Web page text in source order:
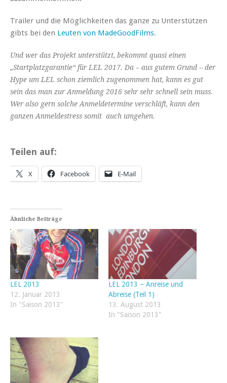
Trailer und die Möglichkeiten das ganze zu Unterstützen
gibts bei den Leuten von MadeGoodFilms.
Und wer das Projekt unterstützt, bekommt quasi einen
„Startplatzgarantie“ für LEL 2017. Da – aus gutem Grund – der
Hype um LEL schon ziemlich zugenommen hat, kann es gut
sein das man zur Anmeldung 2016 sehr sehr schnell sein muss.
Wer also gern solche Anmeldetermine verschläft, kann den
ganzen Anmeldestress somit auch umgehen.
Teilen auf:
X Facebook E-Mail
Ähnliche Beiträge
LEL 2013
12. Januar 2013
In "Saison 2013"
LEL 2013 – Anreise und
Abreise (Teil 1)
13. August 2013
In "Saison 2013"